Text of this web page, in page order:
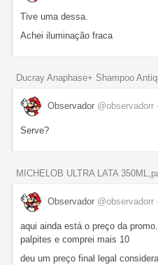
Tive uma dessa.
Achei iluminação fraca
Ducray Anaphase+ Shampoo
Observador @observadorr
Serve?
MICHELOB ULTRA LATA
Observador @observadorr
aqui ainda está o preço da
palpites e comprei mais 10
deu um preço final legal